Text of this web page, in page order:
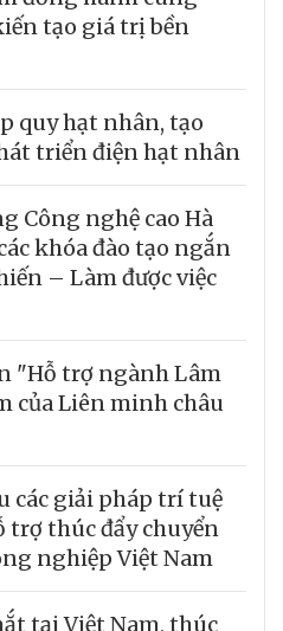
tạo giá trị bền
quy hạt nhân, tạo
triển điện hạt nhân
Công nghệ cao Hà
khóa đào tạo ngắn
– Làm được việc
"Hỗ trợ ngành Lâm
của Liên minh châu
các giải pháp trí tuệ
trợ thúc đẩy chuyển
nghiệp Việt Nam
tại Việt Nam, thúc